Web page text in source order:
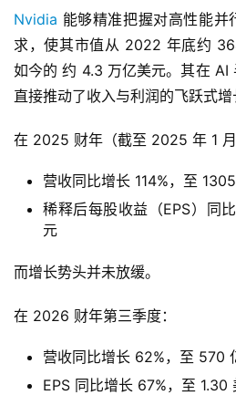
Nvidia 能够精准把握对高性能并
求，使其市值从 2022 年底约
如今的 约 4.3 万亿美元。其在 AI
直接推动了收入与利润的飞跃式增
在 2025 财年（截至 2025 年 1 月
营收同比增长 114%，至
稀释后每股收益（EPS）同
元
而增长势头并未放缓。
在 2026 财年第三季度：
营收同比增长 62%，至 570
EPS 同比增长 67%，至 1.30